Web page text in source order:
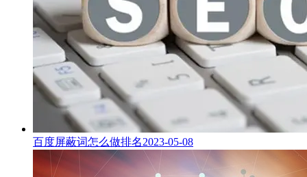
百度屏蔽词怎么做排名2023-05-08